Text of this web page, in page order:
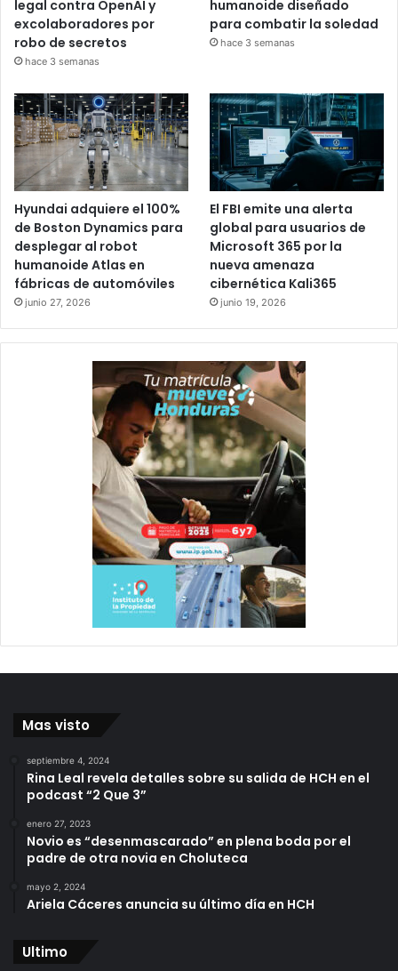
legal contra OpenAI y
excolaboradores por
robo de secretos
hace 3 semanas
humanoide diseñado
para combatir la soledad
hace 3 semanas
Hyundai adquiere el 100%
de Boston Dynamics para
desplegar al robot
humanoide Atlas en
fábricas de automóviles
junio 27, 2026
El FBI emite una alerta
global para usuarios de
Microsoft 365 por la
nueva amenaza
cibernética Kali365
junio 19, 2026
Mas visto
septiembre 4, 2024
Rina Leal revela detalles sobre su salida de HCH en el
podcast “2 Que 3”
enero 27, 2023
Novio es “desenmascarado” en plena boda por el
padre de otra novia en Choluteca
mayo 2, 2024
Ariela Cáceres anuncia su último día en HCH
Ultimo